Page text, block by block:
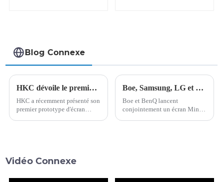
Blog Connexe
HKC dévoile le premier prototype d'écran MicroLED, ouvrant la voie aux écrans de nouvelle génération
HKC a récemment présenté son
premier prototype d'écran
100 ppp), est…
Boe, Samsung, LG et d'autres entreprises Mini LED derniers développements
Boe et BenQ lancent
conjointement un écran Mini
Vidéo Connexe